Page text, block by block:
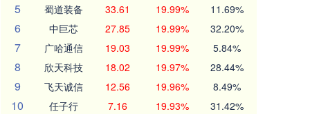
5 蜀道装备 33.61 19.99% 11.69%
6 中巨芯 27.85 19.99% 32.20%
7 广哈通信 19.03 19.99% 5.84%
8 欣天科技 18.02 19.97% 28.44%
9 飞天诚信 12.56 19.96% 8.49%
10 任子行 7.16 19.93% 31.42%